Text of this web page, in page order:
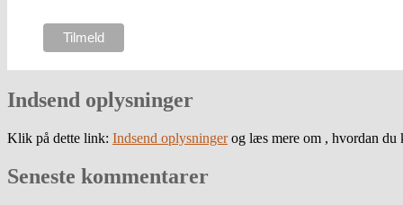
Indsend oplysninger
Klik på dette link: Indsend oplysningerog læs mere om , hvordan du
Seneste kommentarer